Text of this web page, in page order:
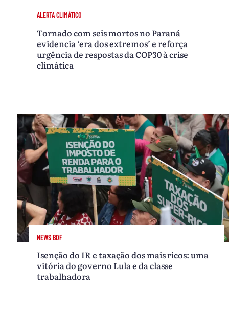
ALERTA CLIMÁTICO
Tornado com seis mortos no Paraná
evidencia ‘era dos extremos’ e reforça
urgência de respostas da COP30 à crise
climática
NEWS BDF
Isenção do IR e taxação dos mais ricos: uma
vitória do governo Lula e da classe
trabalhadora